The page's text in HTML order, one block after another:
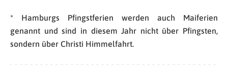
* Hamburgs Pfingstferien werden auch Maiferien
genannt und sind in diesem Jahr nicht über Pfingsten,
sondern über Christi Himmelfahrt.